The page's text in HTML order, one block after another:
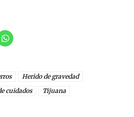
Herido de gravedad
cuidados Tijuana